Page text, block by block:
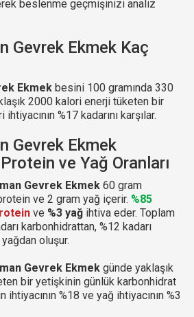
beslenme geçmişinizi analiz
Gevrek Ekmek Kaç
Ekmek besini 100 gramında 330
2000 kalori enerji tüketen bir
%17 kadarını karşılar.
Gevrek Ekmek
ve Yağ Oranları
Gevrek Ekmek 60 gram
ve 2 gram yağ içerir. %85
ve %3 yağ ihtiva eder. Toplam
karbonhidrattan, %12 kadarı
oluşur.
Gevrek Ekmek günde yaklaşık
bir yetişkinin günlük karbonhidrat
ihtiyacının %18 ve yağ ihtiyacının %3